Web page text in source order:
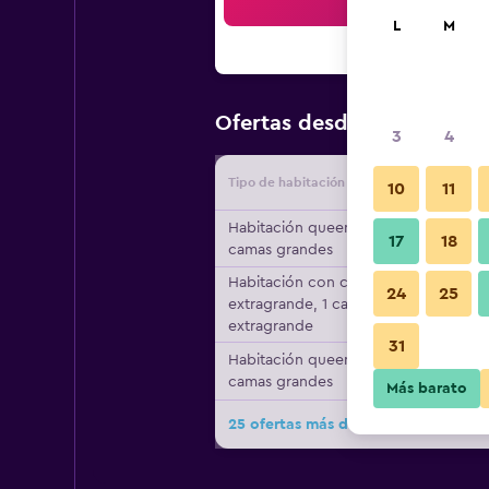
Ofertas desde Oferta
Tipo de habitación
Habitación queen, 2
camas grandes
Habitación con cama
extragrande, 1 cama
extragrande
Habitación queen, 2
camas grandes
25 ofertas más de Country Inn &
L M
3 4
10 11
17 18
24 25
31
Más barato